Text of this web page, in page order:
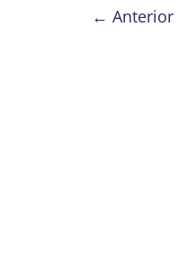
← Anterior